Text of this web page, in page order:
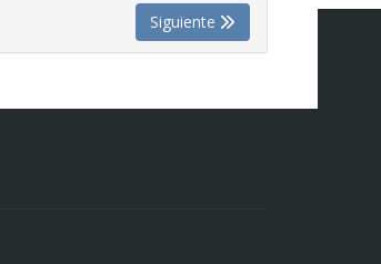
Siguiente